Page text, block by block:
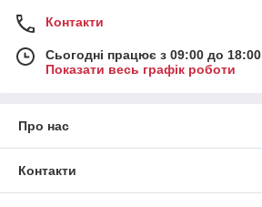
Контакти
Сьогодні працює з 09:00 до 18:00
Показати весь графік роботи
Про нас
Контакти